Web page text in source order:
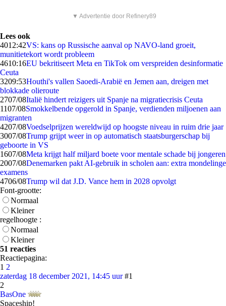
▼ Advertentie door Refinery89
Lees ook
4012:42VS: kans op Russische aanval op NAVO-land groeit,
munitietekort wordt probleem
4610:16EU bekritiseert Meta en TikTok om verspreiden desinformatie
Ceuta
3209:53Houthi's vallen Saoedi-Arabië en Jemen aan, dreigen met
blokkade olieroute
2707/08Italië hindert reizigers uit Spanje na migratiecrisis Ceuta
1107/08Smokkelbende opgerold in Spanje, verdienden miljoenen aan
migranten
4207/08Voedselprijzen wereldwijd op hoogste niveau in ruim drie jaar
3007/08Trump grijpt weer in op automatisch staatsburgerschap bij
geboorte in VS
1607/08Meta krijgt half miljard boete voor mentale schade bij jongeren
2007/08Denemarken pakt AI-gebruik in scholen aan: extra mondelinge
examens
4706/08Trump wil dat J.D. Vance hem in 2028 opvolgt
Font-grootte:
Normaal
Kleiner
regelhoogte :
Normaal
Kleiner
51 reacties
Reactiepagina:
1 2
zaterdag 18 december 2021, 14:45 uur #1
2
BasOne
Spaceship!